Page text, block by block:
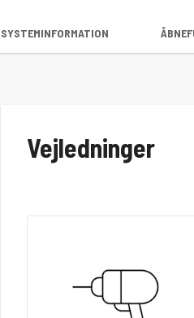
SYSTEMINFORMATION
Vejledninger